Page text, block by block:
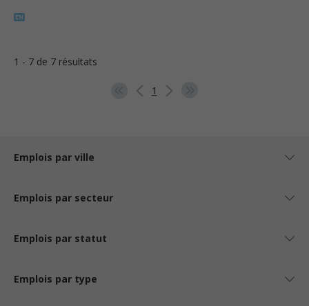
1 - 7 de 7 résultats
1
Emplois par ville
Emplois par secteur
Emplois par statut
Emplois par type